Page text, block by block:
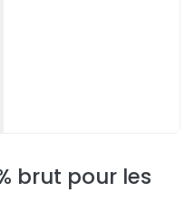
brut pour les